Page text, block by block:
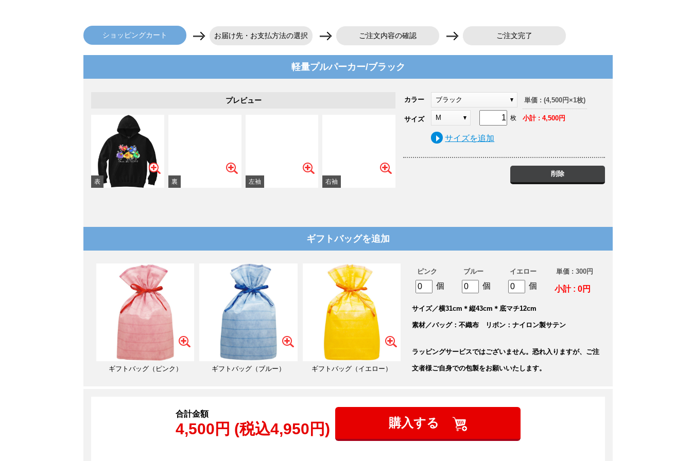
ショッピングカート お届け先・お支払方法の選択 ご注文内容の確認 ご注文完了
軽量プルパーカー/ブラック
プレビュー カラー ブラック
M 枚
サイズ
サイズを追加
単価 : (4,500円×1枚)
小計 : 4,500円
削除
ギフトバッグを追加
ギフトバッグ（ピンク） ギフトバッグ（ブルー） ギフトバッグ（イエロー）
ピンク
個
ブルー
個
イエロー
個
単価 : 300円
小計 : 0円
サイズ／横31cm＊縦43cm＊底マチ12cm
素材／バッグ：不織布 リボン：ナイロン製サテン
ラッピングサービスではございません。恐れ入りますが、ご注
文者様ご自身での包製をお願いいたします。
合計金額
4,500円 (税込4,950円) 購入する